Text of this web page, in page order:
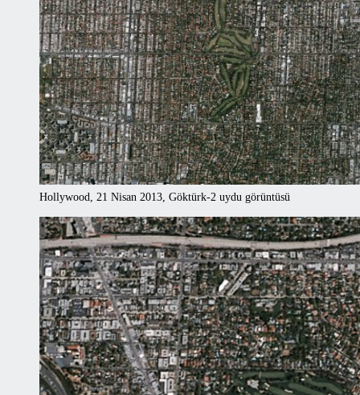
Hollywood, 21 Nisan 2013, Göktürk-2 uydu görüntüsü